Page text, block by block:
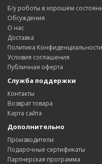
Б/у роботы в хорошем
Обсуждения
О нас
Доставка
Политика Конфиденциальности
Условия соглашения
Публичная оферта
Служба поддержки
Контакты
Возврат товара
Карта сайта
Дополнительно
Производители
Подарочные сертификаты
Партнерская программа